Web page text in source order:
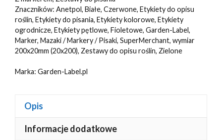
pętlowe
do
opisu
roślin
200x20mm
Znaczników: Anetpol, Białe, Czerwone, Etykiety do opisu
roślin, Etykiety do pisania, Etykiety kolorowe, Etykiety
ogrodnicze, Etykiety pętlowe, Fioletowe, Garden-Label,
Marker, Mazaki / Markery / Pisaki, SuperMerchant, wymiar
200x20mm (20x200), Zestawy do opisu roślin, Zielone
Marka: Garden-Label.pl
Opis
Informacje dodatkowe